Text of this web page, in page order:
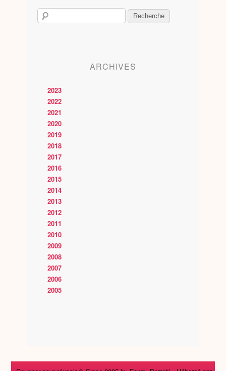
ARCHIVES
2023
2022
2021
2020
2019
2018
2017
2016
2015
2014
2013
2012
2011
2010
2009
2008
2007
2006
2005